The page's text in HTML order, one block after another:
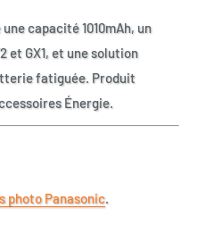
capacité 1010mAh, un
et GX1, et une solution
fatiguée. Produit
Énergie.
photo Panasonic.